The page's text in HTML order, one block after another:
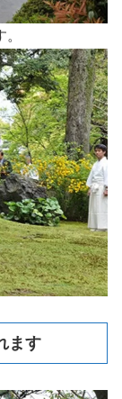
ます